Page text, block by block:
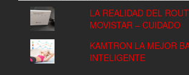
LA REALIDAD DEL
MOVISTAR – CUIDADO
KAMTRON LA MEJOR
INTELIGENTE